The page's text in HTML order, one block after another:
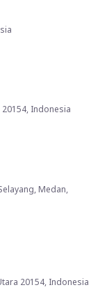
20154, Indonesia
Medan,
20154, Indonesia